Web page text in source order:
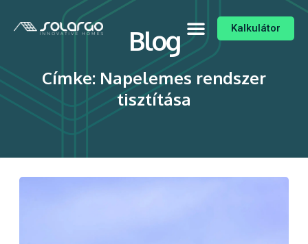
Kalkulátor
Blog
Címke: Napelemes rendszer
tisztítása